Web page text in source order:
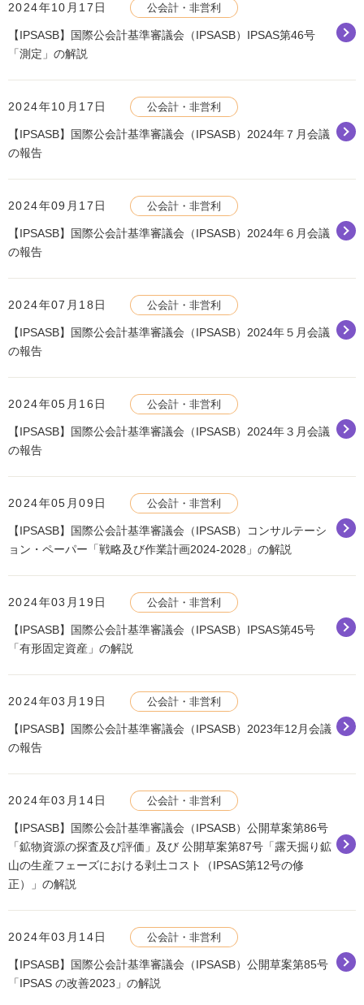
2024年10月17日 公会計・非営利
【IPSASB】国際公会計基準審議会（IPSASB）IPSAS第46号
「測定」の解説
2024年10月17日 公会計・非営利
【IPSASB】国際公会計基準審議会（IPSASB）2024年７月会議
の報告
2024年09月17日 公会計・非営利
【IPSASB】国際公会計基準審議会（IPSASB）2024年６月会議
の報告
2024年07月18日 公会計・非営利
【IPSASB】国際公会計基準審議会（IPSASB）2024年５月会議
の報告
2024年05月16日 公会計・非営利
【IPSASB】国際公会計基準審議会（IPSASB）2024年３月会議
の報告
2024年05月09日 公会計・非営利
【IPSASB】国際公会計基準審議会（IPSASB）コンサルテーシ
ョン・ペーパー「戦略及び作業計画2024-2028」の解説
2024年03月19日 公会計・非営利
【IPSASB】国際公会計基準審議会（IPSASB）IPSAS第45号
「有形固定資産」の解説
2024年03月19日 公会計・非営利
【IPSASB】国際公会計基準審議会（IPSASB）2023年12月会議
の報告
2024年03月14日 公会計・非営利
【IPSASB】国際公会計基準審議会（IPSASB）公開草案第86号
「鉱物資源の探査及び評価」及び 公開草案第87号「露天掘り鉱
山の生産フェーズにおける剥土コスト（IPSAS第12号の修
正）」の解説
2024年03月14日 公会計・非営利
【IPSASB】国際公会計基準審議会（IPSASB）公開草案第85号
「IPSAS の改善2023」の解説